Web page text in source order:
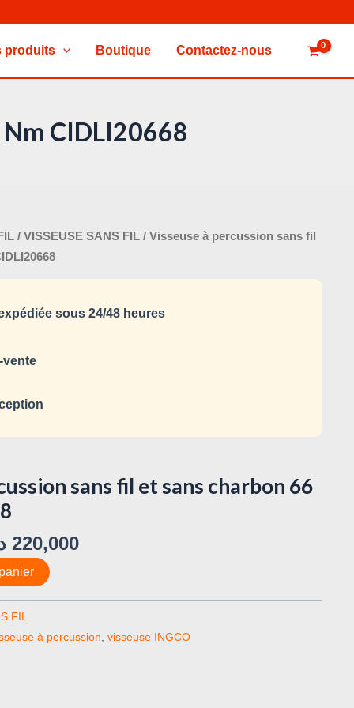
produits Boutique Contactez-nous
Nm CIDLI20668
/ VISSEUSE SANS FIL/ Visseuse à percussion sans fil
sous 24/48 heures
vente
sans fil et sans charbon 66
240,000 د.ت.
220,000
Le
FIL
à percussion, visseuse INGCO